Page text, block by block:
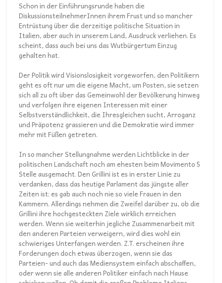
Schon in der Einführungsrunde haben die
DiskussionsteilnehmerInnen ihrem Frust und so mancher
Entrüstung über die derzeitige politische Situation in
Italien, aber auch in unserem Land, Ausdruck verliehen. Es
scheint, dass auch bei uns das Wutbürgertum Einzug
gehalten hat.
Der Politik wird Visionslosigkeit vorgeworfen, den Politikern
geht es oft nur um die eigene Macht, um Posten, sie setzen
sich all zu oft über das Gemeinwohl der Bevölkerung hinweg
und verfolgen ihre eigenen Interessen mit einer
Selbstverständlichkeit, die Ihresgleichen sucht, Arroganz
und Präpotenz grassieren und die Demokratie wird immer
mehr mit Füßen getreten.
In so mancher Stellungnahme werden Lichtblicke in der
politischen Landschaft noch am ehesten beim Movimento 5
Stelle ausgemacht. Den Grillini ist es in erster Linie zu
verdanken, dass das heutige Parlament das jüngste aller
Zeiten ist; es gab auch noch nie so viele Frauen in den
Kammern. Allerdings nehmen die Zweifel darüber zu, ob die
Grillini ihre hochgesteckten Ziele wirklich erreichen
werden. Wenn sie weiterhin jegliche Zusammenarbeit mit
den anderen Parteien verweigern, wird dies wohl ein
schwieriges Unterfangen werden. Z.T. erscheinen ihre
Forderungen doch etwas überzogen, wenn sie das
Parteien- und auch das Mediensystem einfach abschaffen,
oder wenn sie alle anderen Politiker einfach nach Hause